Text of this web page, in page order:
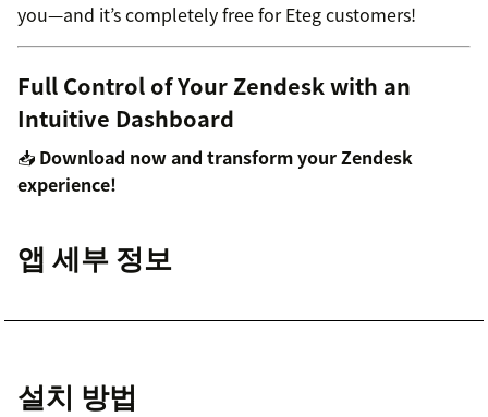
you—and it’s completely free for Eteg customers!
Full Control of Your Zendesk with an
Intuitive Dashboard
📥 Download now and transform your Zendesk
experience!
앱 세부 정보
설치 방법